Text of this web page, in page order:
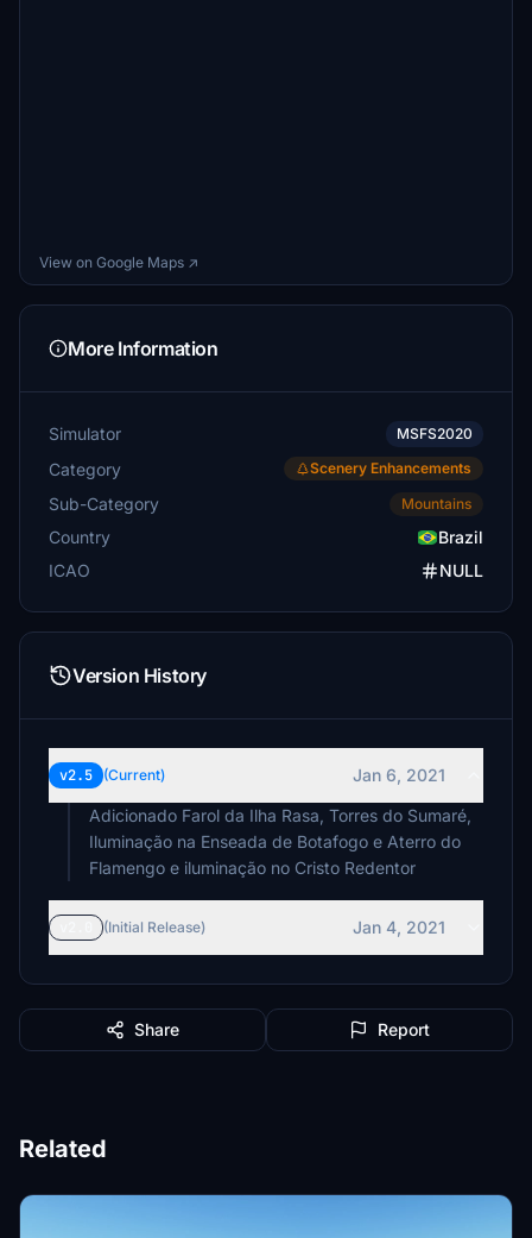
View on Google Maps ↗
More Information
Simulator MSFS2020
Category Scenery Enhancements
Sub-Category Mountains
Country
Brazil
ICAO
NULL
Version History
v2.5 (Current)
Jan 6, 2021
Adicionado Farol da Ilha Rasa, Torres do Sumaré,
Iluminação na Enseada de Botafogo e Aterro do
Flamengo e iluminação no Cristo Redentor
(Initial Release) Jan 4, 2021
Share Report
Related